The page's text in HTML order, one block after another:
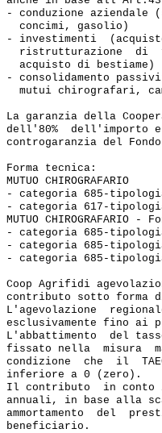
- conduzione aziendale
  concimi, gasolio)
- investimenti
ristrutturazione  di
  acquisto di bestiame)
- consolidamento
mutui chirografari,
La garanzia della
dell'80%  dell'importo
controgaranzia del
Forma tecnica:
MUTUO CHIROGRAFARIO
- categoria 685-
- categoria 617-
MUTUO CHIROGRAFARIO
- categoria 685-
- categoria 685-
- categoria 685-
Coop Agrifidi
contributo sotto forma
L'agevolazione
esclusivamente fino ai
L'abbattimento  del
fissato nella  misura
condizione  che  il
inferiore a 0 (zero).
Il contributo  in conto
annuali, in base alla
ammortamento  del
beneficiario.